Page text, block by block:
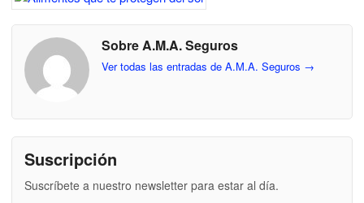
Sobre A.M.A. Seguros
Ver todas las entradas de A.M.A. Seguros →
Suscripción
Suscríbete a nuestro newsletter para estar al día.